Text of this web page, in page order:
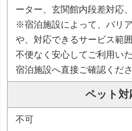
ーター、玄関館内段差対応
※宿泊施設によって、バリ
や、対応できるサービス範
不便なく安心してご利用い
宿泊施設へ直接ご確認くださ
ペット対
不可